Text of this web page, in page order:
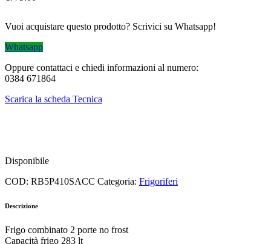
Vuoi acquistare questo prodotto? Scrivici su Whatsapp!
Whatsapp
Oppure contattaci e chiedi informazioni al numero:
0384 671864
Scarica la scheda Tecnica
Disponibile
COD: RB5P410SACC Categoria: Frigoriferi
Descrizione
Frigo combinato 2 porte no frost
Capacità frigo 283 lt